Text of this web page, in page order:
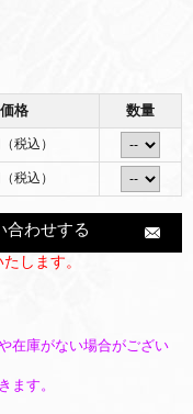
格 数量
税込）
税込）
合わせする
します。
在庫がない場合がござい
ます。